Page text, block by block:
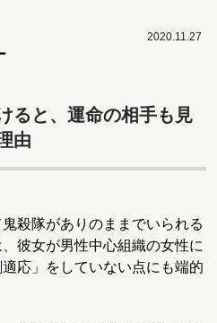
2020.11.27
ると、運命の相手も見
由
殺隊がありのままでいられる
彼女が男性中心組織の女性に
応」をしていない点にも端的